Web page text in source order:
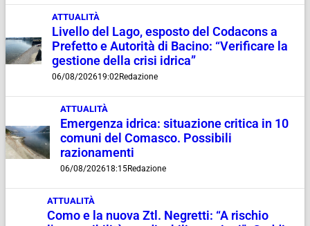
ATTUALITÀ
Livello del Lago, esposto del Codacons a
Prefetto e Autorità di Bacino: “Verificare la
gestione della crisi idrica”
06/08/202619:02Redazione
ATTUALITÀ
Emergenza idrica: situazione critica in 10
comuni del Comasco. Possibili
razionamenti
06/08/202618:15Redazione
ATTUALITÀ
Como e la nuova Ztl. Negretti: “A rischio